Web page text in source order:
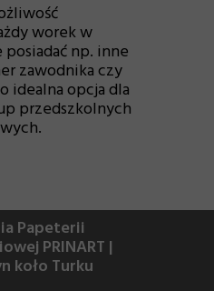
worek w
np. inne
zawodnika czy
idealna opcja dla
przedszkolnych
Papeterii
PRINART |
koło Turku